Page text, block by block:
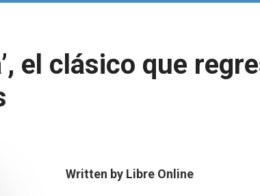
el clásico que
Written by Libre Online